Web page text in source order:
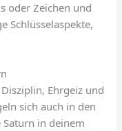
oder Zeichen und
Schlüsselaspekte,
Ehrgeiz und
sich auch in den
in deinem